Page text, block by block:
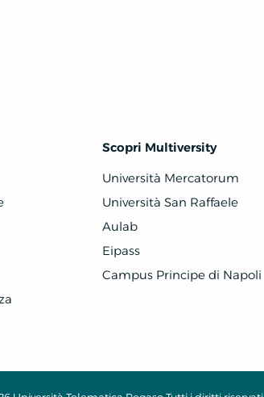
Scopri Multiversity
Università Mercatorum
Università San Raffaele
Aulab
Eipass
Campus Principe di Napoli